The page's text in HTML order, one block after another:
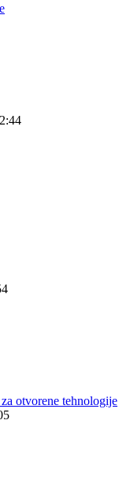
otvorene tehnologije